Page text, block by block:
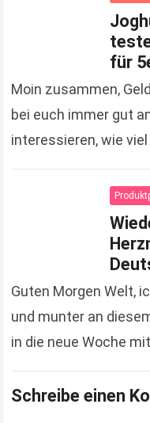
für
Moin zusammen,
bei euch immer gut
interessieren, wie
Unsummen, die…
Guten Morgen Welt,
und munter an
in die neue Woche
Schreibe einen